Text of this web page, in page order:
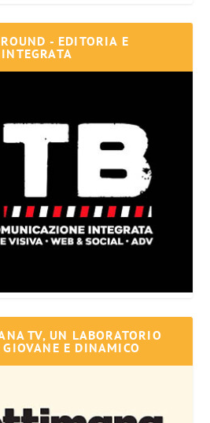
- EDITORIA E
TV, UN LABORATORIO
E DINAMICO